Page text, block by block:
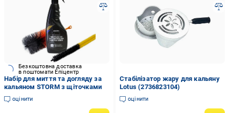
Безкоштовна доставка
в поштомати Епіцентр
Набір для миття та догляду за
кальяном STORM з щіточками
оцінити
Стабілізатор жару для кальяну
Lotus (2736823104)
оцінити